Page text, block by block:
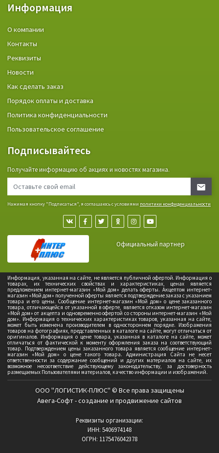
Информация
О компании
Контакты
Реквизиты
Новости
Как сделать заказ
Порядок оплаты и доставка
Политика конфиденциальности
Пользовательское соглашение
Подписывайтесь
Получайте информацию об акциях и новостях магазина.
Нажимая кнопку "Подписаться", я соглашаюсь с условиями политики конфиденциальности
Официальный партнер
Информация, указанная на сайте, не является публичной офертой. Информация о
товарах, их технических свойствах и характеристиках, ценах является
предложением интернет-магазин «Мой дом» делать оферты. Акцептом интернет-
магазин «Мой дом» полученной оферты является подтверждение заказа с указанием
товара и его цены. Сообщение интернет-магазин «Мой дом» о цене заказанного
товара, отличающейся от указанной в оферте, является отказом интернет-магазин
«Мой дом» от акцепта и одновременно офертой со стороны интернет-магазин «Мой
дом». Информация о технических характеристиках товаров, указанная на сайте,
может быть изменена производителем в одностороннем порядке. Изображения
товаров на фотографиях, представленных в каталоге на сайте, могут отличаться от
оригиналов. Информация о цене товара, указанная в каталоге на сайте, может
отличаться от фактической к моменту оформления заказа на соответствующий
товар. Подтверждением цены заказанного товара является сообщение интернет-
магазин «Мой дом» о цене такого товара. Администрация Сайта не несет
ответственности за содержание сообщений и других материалов на сайте, их
возможное несоответствие действующему законодательству, за достоверность
размещаемых Пользователями материалов, качество информации и изображений.
ООО "ЛОГИСТИК-ПЛЮС" © Все права защищены
Авега-Софт - создание и продвижение сайтов
Реквизиты организации:
ИНН: 5406974148
ОГРН: 1175476042378